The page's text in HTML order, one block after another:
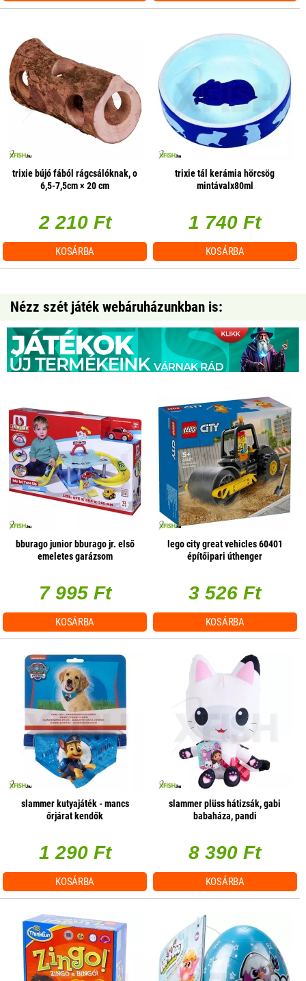
trixie bújó fából rágcsálóknak, o
6,5-7,5cm × 20 cm
2 210 Ft
KOSÁRBA
trixie tál kerámia hörcsög
mintávalx80ml
1 740 Ft
KOSÁRBA
Nézz szét játék webáruházunkban is:
bburago junior bburago jr. első
emeletes garázsom
7 995 Ft
KOSÁRBA
lego city great vehicles 60401
építőipari úthenger
3 526 Ft
KOSÁRBA
slammer kutyajáték - mancs
őrjárat kendők
1 290 Ft
KOSÁRBA
slammer plüss hátizsák, gabi
babaháza, pandi
8 390 Ft
KOSÁRBA